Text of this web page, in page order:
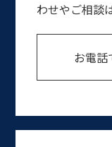
わせやご相談
お電話